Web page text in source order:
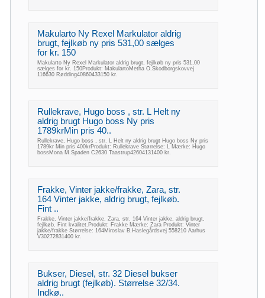
Makularto Ny Rexel Markulator aldrig
brugt, fejlkøb ny pris 531,00 sælges
for kr. 150
Makularto Ny Rexel Markulator aldrig brugt, fejlkøb ny pris 531,00
sælges for kr. 150Produkt: MakulartoMetha O.Skodborgskovvej
116630 Rødding40860433150 kr.
Rullekrave, Hugo boss , str. L Helt ny
aldrig brugt Hugo boss Ny pris
1789krMin pris 40..
Rullekrave, Hugo boss , str. L Helt ny aldrig brugt Hugo boss Ny pris
1789kr Min pris 400krProdukt: Rullekrave Størrelse: L Mærke: Hugo
bossMona M.Spaden C2630 Taastrup42604131400 kr.
Frakke, Vinter jakke/frakke, Zara, str.
164 Vinter jakke, aldrig brugt, fejlkøb.
Fint ..
Frakke, Vinter jakke/frakke, Zara, str. 164 Vinter jakke, aldrig brugt,
fejlkøb. Fint kvalitet.Produkt: Frakke Mærke: Zara Produkt: Vinter
jakke/frakke Størrelse: 164Miroslav B.Haslegårdsvej 558210 Aarhus
V30272831400 kr.
Bukser, Diesel, str. 32 Diesel bukser
aldrig brugt (fejlkøb). Størrelse 32/34.
Indkø..